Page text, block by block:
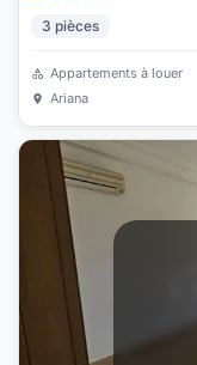
3 pièces
Appartements à louer
Ariana